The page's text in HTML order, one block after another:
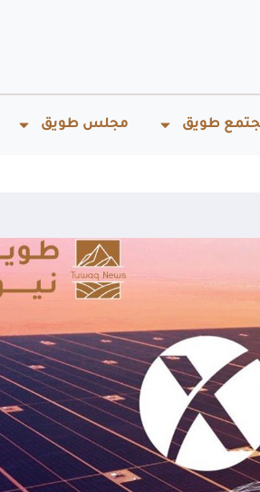
طويق مجلس طويق